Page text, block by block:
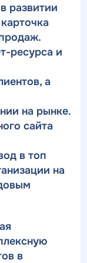
развитии
ресурса и
а
на рынке.
сайта
в топ
на
в